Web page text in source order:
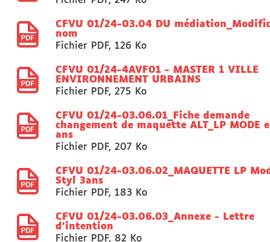
CFVU 01/24-03.04 DU
nom
Fichier PDF, 126 Ko
CFVU 01/24-4AVF01 - MASTER 1 VILLE
ENVIRONNEMENT URBAINS
Fichier PDF, 275 Ko
CFVU 01/24-03.06.01_Fiche demande
changement de maquette ALT_LP MODE
ans
Fichier PDF, 207 Ko
CFVU 01/24-03.06.02_MAQUETTE LP
Styl 3ans
Fichier PDF, 183 Ko
CFVU 01/24-03.06.03_Annexe - Lettre
d'intention
Fichier PDF, 82 Ko